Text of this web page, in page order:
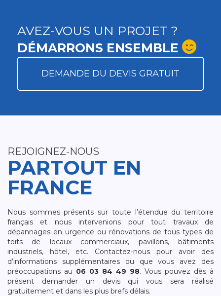
AVEZ-VOUS UN PROJET ?
DÉMARRONS ENSEMBLE
DEMANDE DU DEVIS GRATUIT
REJOIGNEZ-NOUS
PARTOUT EN
FRANCE
Nous sommes présents sur toute l’étendue du territoire
français et nous intervenions pour tout travaux de
dépannages en urgence ou rénovations de tous types de
toits de locaux commerciaux, pavillons, bâtiments
industriels, hôtel, etc. Contactez-nous pour avoir des
d’informations supplémentaires ou que vous avez des
préoccupations au 06 03 84 49 98. Vous pouvez dès à
présent demander un devis qui vous sera réalisé
gratuitement et dans les plus brefs délais.